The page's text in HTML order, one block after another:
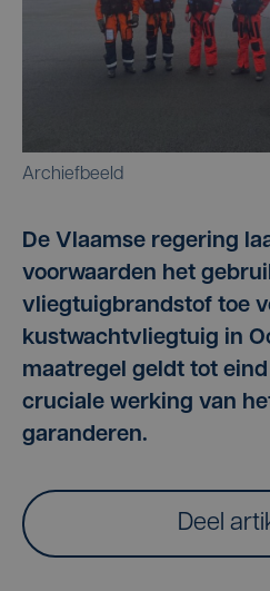
Archiefbeeld
De Vlaamse regering
voorwaarden het
vliegtuigbrandstof toe
kustwachtvliegtuig in
maatregel geldt tot
cruciale werking van
garanderen.
Deel